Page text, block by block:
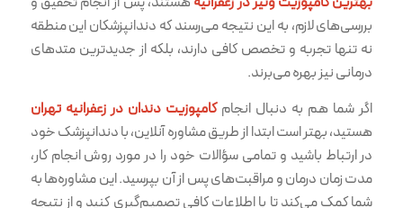
بررسی‌های لازم، به این نتیجه می‌رسند که دندانپزشکان این منطقه
نه تنها تجربه و تخصص کافی دارند، بلکه از جدیدترین متدهای
درمانی نیز بهره می‌برند.
اگر شما هم به دنبال انجامکامپوزیت دندان در زعفرانیه تهران
هستید، بهتر است ابتدا از طریق مشاوره آنلاین، با دندانپزشک خود
در ارتباط باشید و تمامی سؤالات خود را در مورد روش انجام کار،
مدت زمان درمان و مراقبت‌های پس از آن بپرسید. این مشاوره‌ها به
شما کمک می‌کند تا با اطلاعات کافی تصمیم‌گیری کنید و از نتیجه